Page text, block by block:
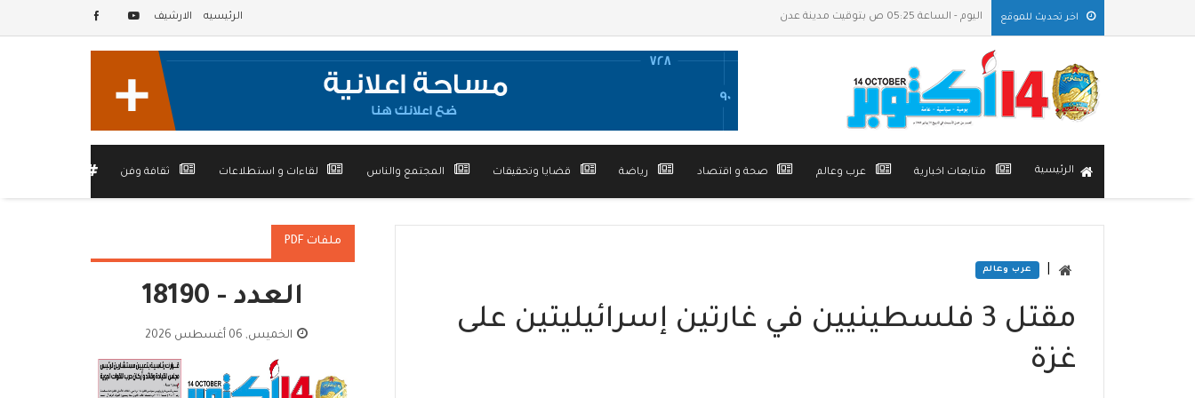
اخر تحديث للموقع اليوم - الساعة 05:25 ص بتوقيت مدينة عدن الرئيسيه الارشيف
الرئيسية متابعات اخبارية عرب وعالم صحة و اقتصاد رياضة قضايا وتحقيقات المجتمع والناس لقاءات و استطلاعات ثقافة وفن
عرب وعالم
مقتل 3 فلسطينيين في غارتين إسرائيليتين على
غزة
ملفات PDF
العدد - 18190
الخميس, 06 أغسطس 2026